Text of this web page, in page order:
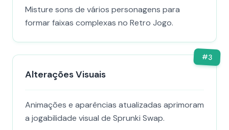
Misture sons de vários personagens para
formar faixas complexas no Retro Jogo.
#3
Alterações Visuais
Animações e aparências atualizadas aprimoram
a jogabilidade visual de Sprunki Swap.